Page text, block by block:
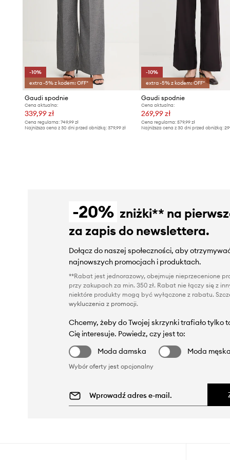
-10%
extra -5% z kodem: OFF*
Gaudi spodnie
Cena aktualna:
339,99 zł
Cena regularna: 749,99 zł
Najniższa cena z 30 dni przed obniżką: 379,99 zł
-10%
extra -5% z kodem: OFF*
Gaudi spodnie
Cena aktualna:
269,99 zł
Cena regularna:579,99 zł
Najniższa cena z 30 dni przed obniżką:
-20% zniżki** na
za zapis do newslettera.
Dołącz do naszej społeczności, aby
najnowszych promocjach i produktach.
**Rabat jest jednorazowy, obejmuje nieprzecenione
przy zakupach za min. 350 zł. Rabat nie łączy się z
niektóre produkty mogą być wyłączone z rabatu.
wykluczenia z promocji.
Chcemy, żeby do Twojej skrzynki trafiało tylko
Cię interesuje. Powiedz, czy jest to:
Moda damska
Moda
Wybór oferty jest opcjonalny